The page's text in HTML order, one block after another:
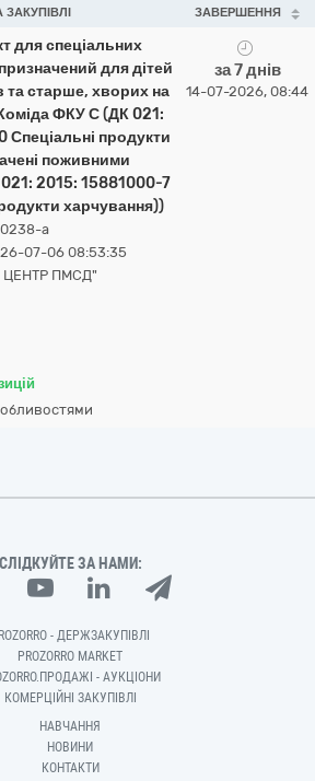
ЗАВЕРШЕННЯ
для спеціальних
для дітей
та старше, хворих на
ФКУ С (ДК 021:
продукти
поживними
2015: 15881000-7
харчування))
a
07-06 08:53:35
ЦЕНТР ПМСД"
за 7 днів
14-07-2026, 08:44
СЛІДКУЙТЕ ЗА НАМИ:
- ДЕРЖЗАКУПІВЛІ
PROZORRO MARKET
- АУКЦІОНИ
КОМЕРЦІЙНІ ЗАКУПІВЛІ
НАВЧАННЯ
НОВИНИ
КОНТАКТИ